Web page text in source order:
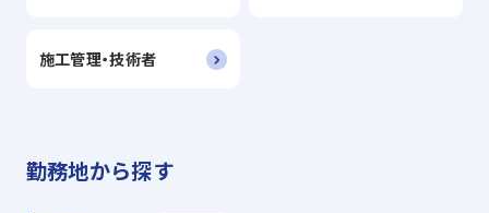
施工管理・技術者
勤務地から探す